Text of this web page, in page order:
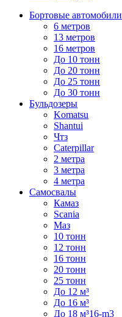
Бортовые автомобили
6 метров
13 метров
16 метров
До 10 тонн
До 20 тонн
До 25 тонн
До 30 тонн
Бульдозеры
Komatsu
Shantui
Чтз
Caterpillar
2 метра
3 метра
4 метра
Самосвалы
Камаз
Scania
Маз
10 тонн
12 тонн
16 тонн
20 тонн
25 тонн
До 12 м³
До 16 м³
До 18 м³16-m3